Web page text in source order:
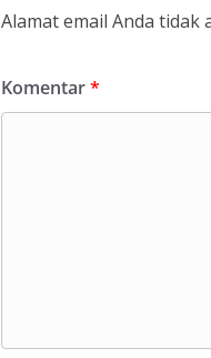
Alamat email Anda tidak
Komentar*